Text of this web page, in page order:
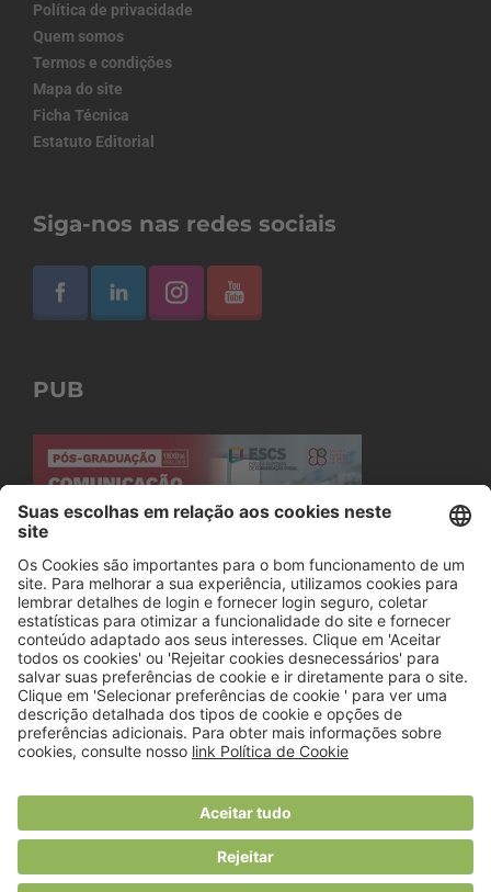
Política de privacidade
Quem somos
Termos e condições
Mapa do site
Ficha Técnica
Estatuto Editorial
Siga-nos nas redes sociais
PUB
© 2018 Viver Saudável
O portal dos profissionais de nutrição